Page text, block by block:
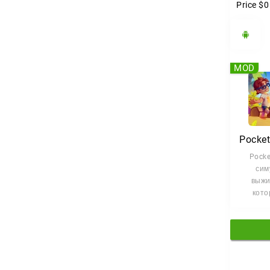
Price $0
MOD